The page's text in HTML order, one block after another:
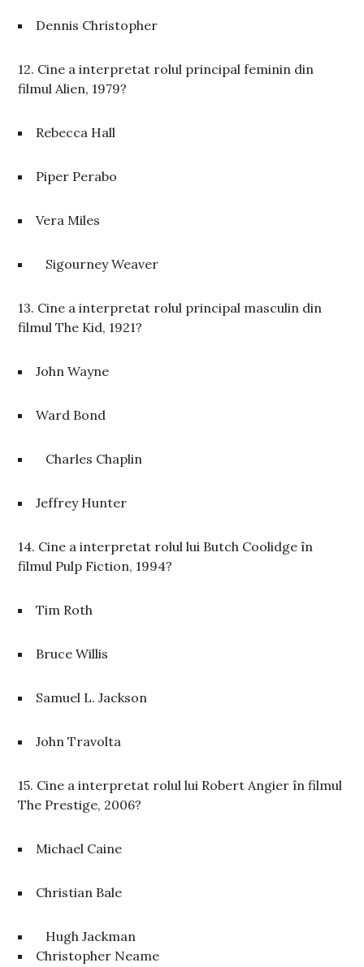
Dennis Christopher
12. Cine a interpretat rolul principal feminin din
filmul Alien, 1979?
Rebecca Hall
Piper Perabo
Vera Miles
Sigourney Weaver
13. Cine a interpretat rolul principal masculin din
filmul The Kid, 1921?
John Wayne
Ward Bond
Charles Chaplin
Jeffrey Hunter
14. Cine a interpretat rolul lui Butch Coolidge în
filmul Pulp Fiction, 1994?
Tim Roth
Bruce Willis
Samuel L. Jackson
John Travolta
15. Cine a interpretat rolul lui Robert Angier în filmul
The Prestige, 2006?
Michael Caine
Christian Bale
Hugh Jackman
Christopher Neame